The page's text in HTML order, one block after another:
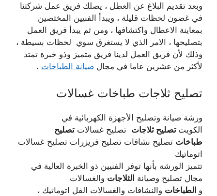
وبعد تقديم البلاغ عن العطل ، يصلك فريق عمل شركتنا
في غضون لحظات قليلة ، ويبدأ الفنيين المختصين
بمعاينة الاعطال واكتشافها ، ومن ثم يبدأ فريق العمل
بتصليحها ، الامر الذي لا يستغرق سوي لحظات بسيطة ،
وذلك لأن فريق العمل لدينا فريق متميز وذو خبرة تمتد
لأكثر من عشرين عاما في مجال صيانة الطباخات .
تصليح ثلاجات طباخات غسالات
ورشة صيانة وتصليح الأجهزة الكهربائية في
الكويت تصليح ثلاجات تصليح غسالات تصليح
طباخات تصليح نشافات تصليح فريزرات تصليح غسالات
اتوماتيك
تتميز الورشة بأنها توفر الفنيين ذو الخبرة العالية في
مجال تصليح وصيانة الثلاجات والغسالات
و الطباخات والنشافات والغسالات الفل اتوماتيك ،